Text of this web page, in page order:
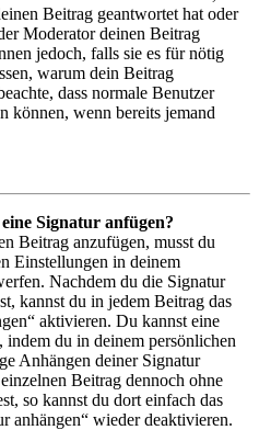
Beitrag geantwortet hat oder
Moderator deinen Beitrag
jedoch, falls sie es für nötig
warum dein Beitrag
dass normale Benutzer
können, wenn bereits jemand
Signatur anfügen?
Beitrag anzufügen, musst du
Einstellungen in deinem
Nachdem du die Signatur
kannst du in jedem Beitrag das
aktivieren. Du kannst eine
indem du in deinem persönlichen
Anhängen deiner Signatur
Beitrag dennoch ohne
so kannst du dort einfach das
anhängen“ wieder deaktivieren.